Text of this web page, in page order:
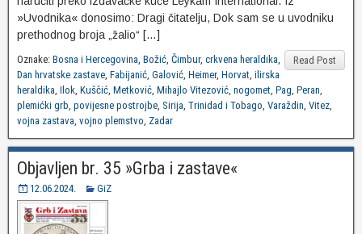
»Uvodnika« donosimo: Dragi čitatelju, Dok sam se u uvodniku
prethodnog broja „žalio“ […]
Read Post
Oznake: Bosna i Hercegovina, Božić, Čimbur, crkvena heraldika,
Dan hrvatske zastave, Fabijanić, Galović, Heimer, Horvat, ilirska
heraldika, Ilok, Kuščić, Metković, Mihajlo Vitezović, nogomet, Pag, Peran,
plemićki grb, povijesne postrojbe, Sirija, Trinidad i Tobago, Varaždin, Vitez,
vojna zastava, vojno plemstvo, Zadar
Objavljen br. 35 »Grba i zastave«
12.06.2024. GiZ